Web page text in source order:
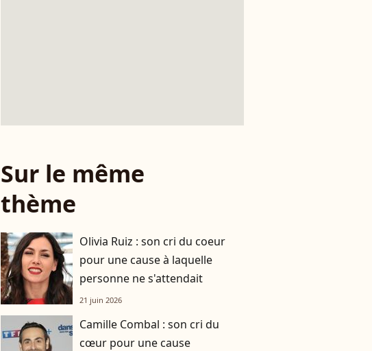
Sur le même
thème
Olivia Ruiz : son cri du coeur
pour une cause à laquelle
personne ne s'attendait
21 juin 2026
Camille Combal : son cri du
cœur pour une cause